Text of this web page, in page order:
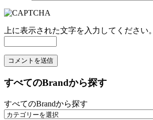
上に表示された文字を入力してください。
すべてのBrandから探す
すべてのBrandから探す